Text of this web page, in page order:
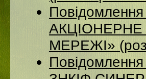
АКЦІОНЕРНЕ
МЕРЕЖІ»